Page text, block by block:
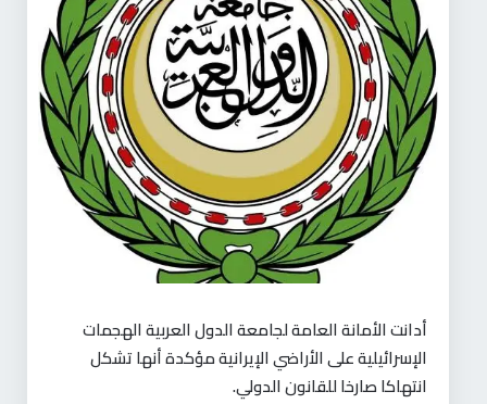
أدانت الأمانة العامة لجامعة الدول العربية الهجمات
الإسرائيلية على الأراضي الإيرانية مؤكدة أنها تشكل
انتهاكا صارخا للقانون الدولي.